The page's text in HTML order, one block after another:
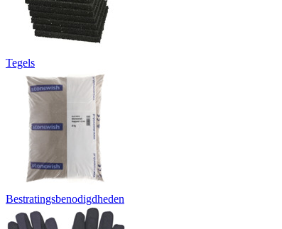
Tegels
Bestratingsbenodigdheden